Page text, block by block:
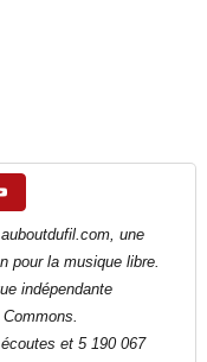
une
pour la musique libre.
indépendante
et 5 190 067